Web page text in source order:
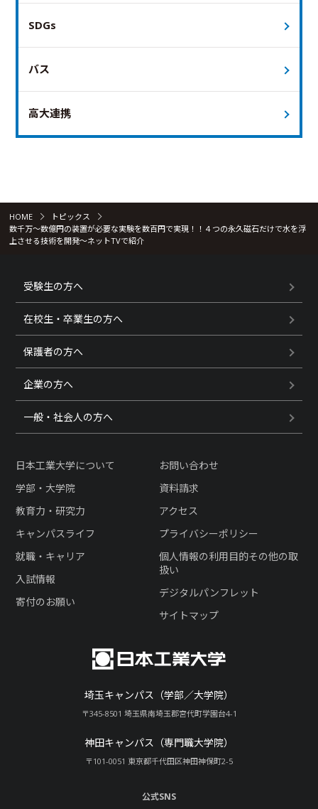
SDGs
バス
高大連携
HOME
トピックス
数千万～数億円の装置が必要な実験を数百円で実現！！４つの永久磁石だけで水を浮
上させる技術を開発～ネットTVで紹介
受験生の方へ
在校生・卒業生の方へ
保護者の方へ
企業の方へ
一般・社会人の方へ
埼玉キャンパス（学部／大学院）
〒345-8501 埼玉県南埼玉郡宮代町学園台4-1
神田キャンパス（専門職大学院）
〒101-0051 東京都千代田区神田神保町2-5
日本工業大学について
学部・大学院
教育力・研究力
キャンパスライフ
就職・キャリア
入試情報
寄付のお願い
お問い合わせ
資料請求
アクセス
プライバシーポリシー
個人情報の利用目的その他の取
扱い
デジタルパンフレット
サイトマップ
公式SNS